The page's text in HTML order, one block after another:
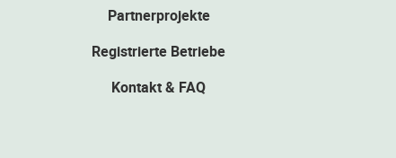
Partnerprojekte
Registrierte Betriebe
Kontakt & FAQ